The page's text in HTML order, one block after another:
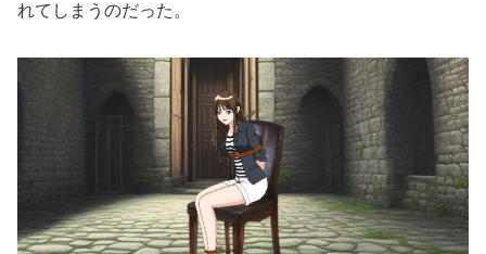
れてしまうのだった。